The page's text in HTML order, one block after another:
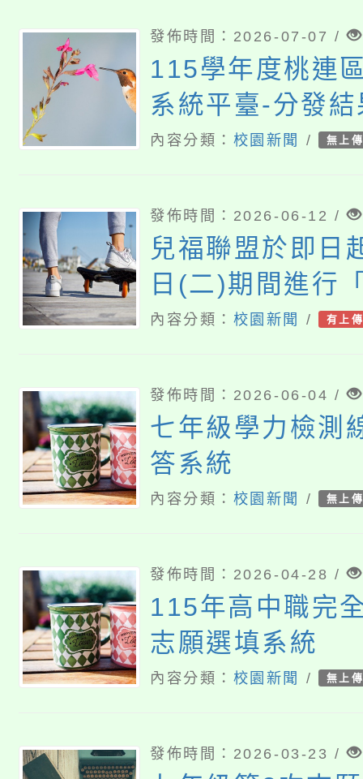
發佈時間：2026-07-07 /
115學年度桃連
系統平臺-分發
內容分類： 校園新聞 / 無上
發佈時間：2026-06-12 /
兒福聯盟於即日
日(二)期間進行
貌認知與心理健
內容分類： 校園新聞 / 有上
發佈時間：2026-06-04 /
七年級學力檢測
答系統
內容分類： 校園新聞 / 無上
發佈時間：2026-04-28 /
115年高中職完
志願選填系統
內容分類： 校園新聞 / 無上
發佈時間：2026-03-23 /